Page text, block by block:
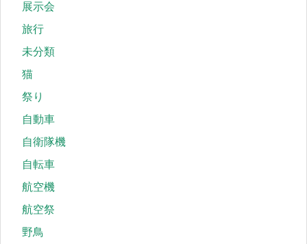
展示会
旅行
未分類
猫
祭り
自動車
自衛隊機
自転車
航空機
航空祭
野鳥